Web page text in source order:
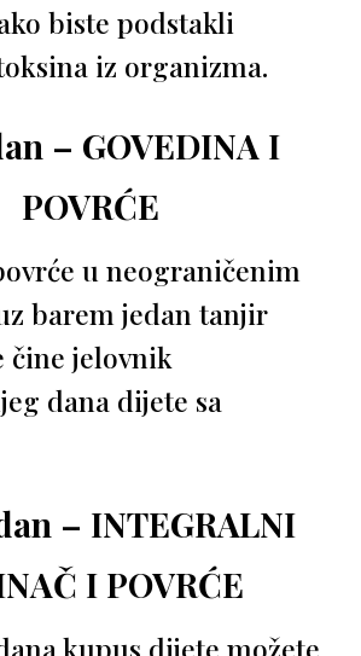
biste podstakli
iz organizma.
– GOVEDINA I
POVRĆE
u neograničenim
barem jedan tanjir
čine jelovnik
dana dijete sa
– INTEGRALNI
I POVRĆE
kupus dijete možete